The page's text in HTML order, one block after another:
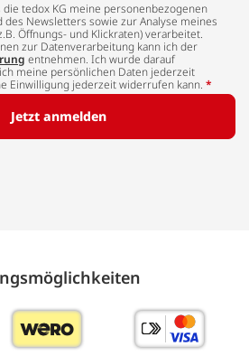
tedox KG meine personenbezogenen
des Newsletters sowie zur Analyse meines
Öffnungs- und Klickraten) verarbeitet.
zur Datenverarbeitung kann ich der
entnehmen. Ich wurde darauf
meine persönlichen Daten jederzeit
Einwilligung jederzeit widerrufen kann. *
Jetzt anmelden